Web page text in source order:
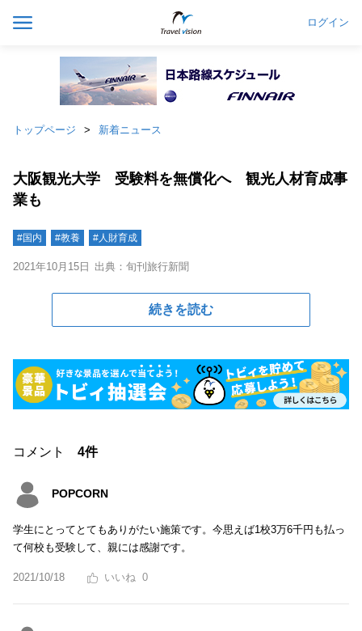
ログイン
トップページ 新着ニュース
大阪観光大学 受験料を無償化へ 観光人材育成事
業も
#国内 #教養 #人財育成
2021年10月15日 出典：旬刊旅行新聞
続きを読む
コメント 4件
POPCORN
学生にとってとてもありがたい施策です。今思えば1校3万6千円も払っ
て何校も受験して、親には感謝です。
2021/10/18 0